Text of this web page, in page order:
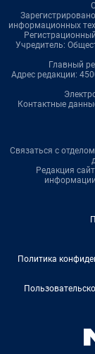
информационных
Учредитель:
Главный
Адрес редакции:
Контактные
Связаться с
Редакция
Политика